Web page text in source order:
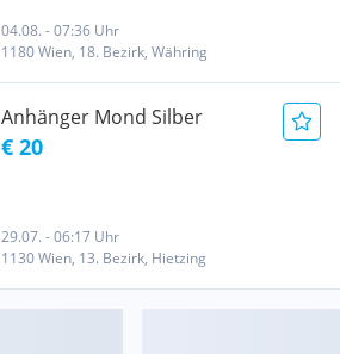
04.08. - 07:36 Uhr
1180 Wien, 18. Bezirk, Währing
Anhänger Mond Silber
€ 20
29.07. - 06:17 Uhr
1130 Wien, 13. Bezirk, Hietzing